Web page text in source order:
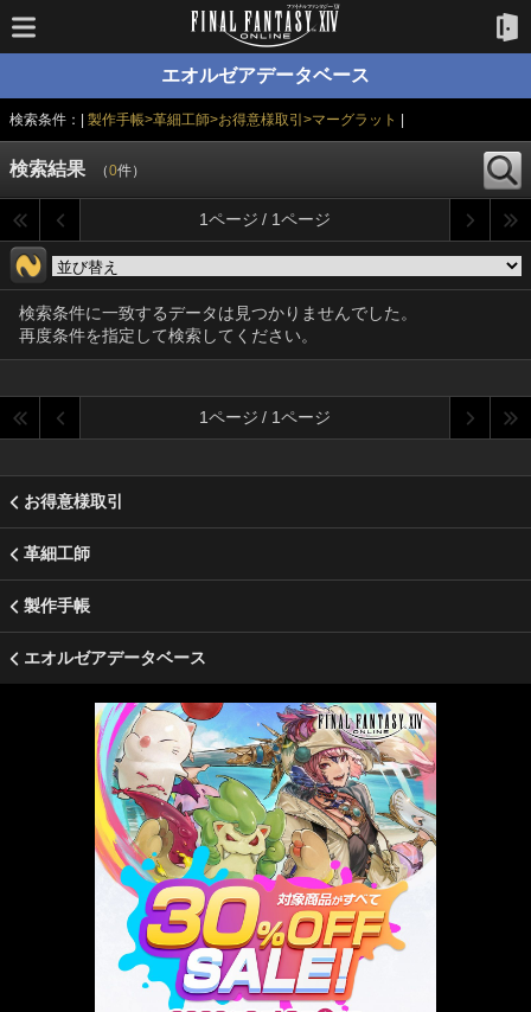
エオルゼアデータベース
検索条件：| 製作手帳>革細工師>お得意様取引>マーグラット
検索結果 （0件）
1ページ / 1ページ
検索条件に一致するデータは見つかりませんでした。
再度条件を指定して検索してください。
1ページ / 1ページ
お得意様取引
革細工師
製作手帳
エオルゼアデータベース